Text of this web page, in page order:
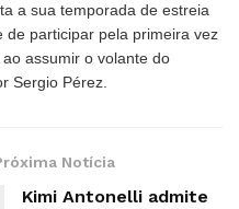
a sua temporada de estreia
participar pela primeira vez
assumir o volante do
Sergio Pérez.
Notícia
Kimi Antonelli admite